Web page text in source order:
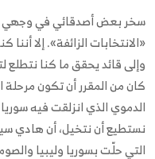
سخر بعض أصدقائي في وجهي
«الانتخابات الزائفة». إلا
وإلى قائد يحقق ما كنا نتطلع
كان من المقرر أن تكون مرحلة
الدموي الذي انزلقت فيه
نستطيع أن نتخيل، أن هادي
التي حلّت بسوريا وليبيا